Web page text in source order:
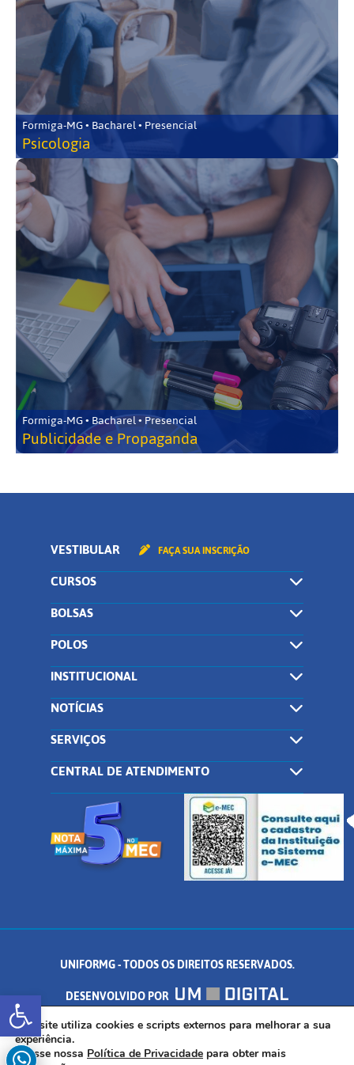
Abrir a barra de ferramentas
Formiga-MG • Bacharel • Presencial
Psicologia
Formiga-MG • Bacharel • Presencial
Publicidade e Propaganda
VESTIBULAR FAÇA SUA INSCRIÇÃO
CURSOS
BOLSAS
POLOS
INSTITUCIONAL
NOTÍCIAS
SERVIÇOS
CENTRAL DE ATENDIMENTO
UNIFORMG - TODOS OS DIREITOS RESERVADOS.
DESENVOLVIDO POR
AV. DR. ARNALDO DE SENNA, 328 - PALMEIRAS, FORMIGA/MG - CEP:
35.574.530
Este site utiliza cookies e scripts externos para melhorar a sua
experiência.
Acesse nossa Política de Privacidade para obter mais